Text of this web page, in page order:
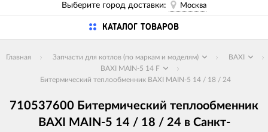
Выберите город доставки:
Москва
КАТАЛОГ ТОВАРОВ
Главная Запчасти для котлов (по маркам и моделям)
BAXI
BAXI MAIN-5 14 F
Битермический теплообменник BAXI MAIN-5 14 / 18 / 24
710537600 Битермический теплообменник
BAXI MAIN-5 14 / 18 / 24 в Санкт-